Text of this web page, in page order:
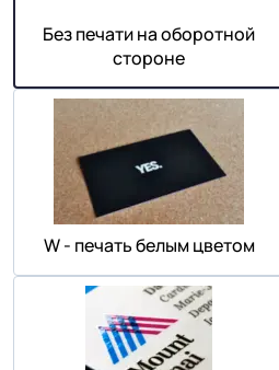
Без печати на оборотной
стороне
W - печать белым цветом